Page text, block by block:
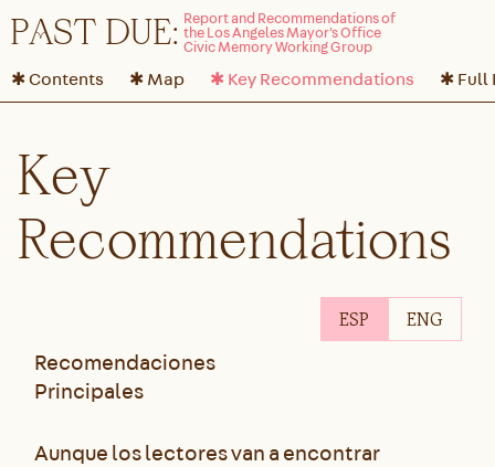
PAST DUE:
✱ Contents ✱ Map ✱ Key Recommendations ✱ Full
Key
Recommendations
ESP ENG
Recomendaciones
Principales
Aunque los lectores van a encontrar